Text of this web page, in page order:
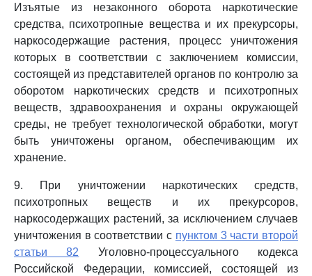
Изъятые из незаконного оборота наркотические
средства, психотропные вещества и их прекурсоры,
наркосодержащие растения, процесс уничтожения
которых в соответствии с заключением комиссии,
состоящей из представителей органов по контролю за
оборотом наркотических средств и психотропных
веществ, здравоохранения и охраны окружающей
среды, не требует технологической обработки, могут
быть уничтожены органом, обеспечивающим их
хранение.
9. При уничтожении наркотических средств,
психотропных веществ и их прекурсоров,
наркосодержащих растений, за исключением случаев
уничтожения в соответствии с пунктом 3 части второй
статьи 82 Уголовно-процессуального кодекса
Российской Федерации, комиссией, состоящей из